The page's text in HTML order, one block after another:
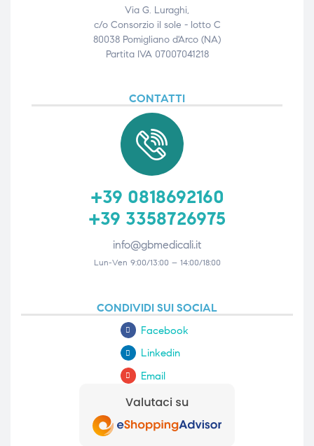
Via G. Luraghi,
c/o Consorzio il sole - lotto C
80038 Pomigliano d'Arco (NA)
Partita IVA 07007041218
CONTATTI
+39 0818692160
+39 3358726975
info@gbmedicali.it
Lun-Ven 9:00/13:00 – 14:00/18:00
CONDIVIDI SUI SOCIAL
Facebook
Linkedin
Email